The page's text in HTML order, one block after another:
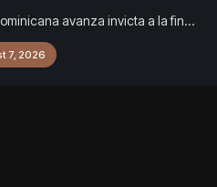
avanza invicta a la final
Centroamericanos y del Caribe
7, 2026